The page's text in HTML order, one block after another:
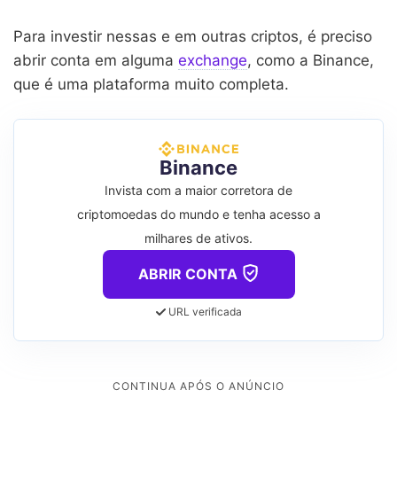
Para investir nessas e em outras criptos, é preciso
abrir conta em alguma exchange, como a Binance,
que é uma plataforma muito completa.
Binance
Invista com a maior corretora de
criptomoedas do mundo e tenha acesso a
milhares de ativos.
ABRIR CONTA
URL verificada